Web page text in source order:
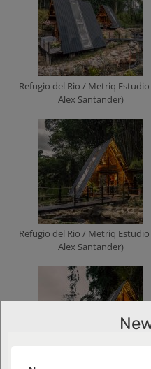
Refugio del Rio / Metriq
Alex Santander)
Refugio del Rio / Metriq
Alex Santander)